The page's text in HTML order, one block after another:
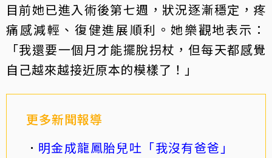
目前她已進入術後第七週，狀況逐漸穩定，疼
痛感減輕、復健進展順利。她樂觀地表示：
「我還要一個月才能擺脫拐杖，但每天都感覺
自己越來越接近原本的模樣了！」
更多新聞報導
明金成龍鳳胎兒吐「我沒有爸爸」